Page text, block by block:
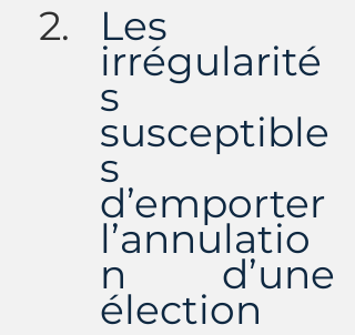
Les
irrégularité
s
susceptible
s
d’emporter
l’annulatio
n d’une
élection